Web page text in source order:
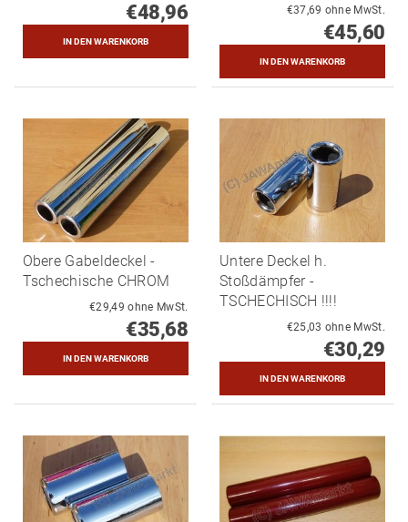
€48,96 €37,69 ohne MwSt.
€45,60
Obere Gabeldeckel -
Tschechische CHROM
€29,49 ohne MwSt.
€35,68
Untere Deckel h.
Stoßdämpfer -
TSCHECHISCH !!!!
€25,03 ohne MwSt.
€30,29